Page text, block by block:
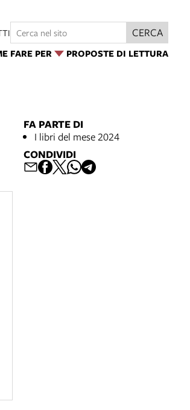
FARE PER PROPOSTE DI LETTURA
CERCA
FA PARTE DI
I libri del mese 2024
CONDIVIDI